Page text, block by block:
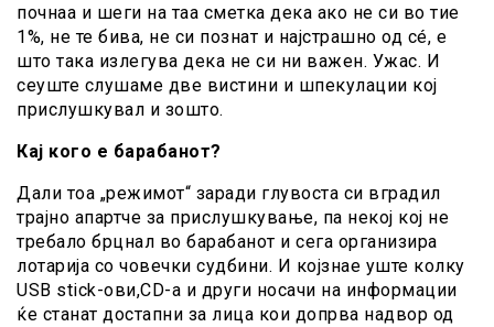
почнаа и шеги на таа сметка дека ако не си во тие
1%, не те бива, не си познат и најстрашно од сé, е
што така излегува дека не си ни важен. Ужас. И
сеуште слушаме две вистини и шпекулации кој
прислушкувал и зошто.
Кај кого е барабанот?
Дали тоа „режимот“ заради глувоста си вградил
трајно апартче за прислушкување, па некој кој не
требало брцнал во барабанот и сега организира
лотарија со човечки судбини. И којзнае уште колку
USB stick-ови,CD-a и други носачи на информации
ќе станат достапни за лица кои допрва надвор од